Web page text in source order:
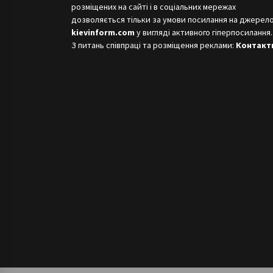
розміщених на сайті і в соціальних мережах
дозволяється тільки за умови посилання на
kievinform.com у вигляді активного гіперпосилання.
З питань співпраці та розміщення реклами: